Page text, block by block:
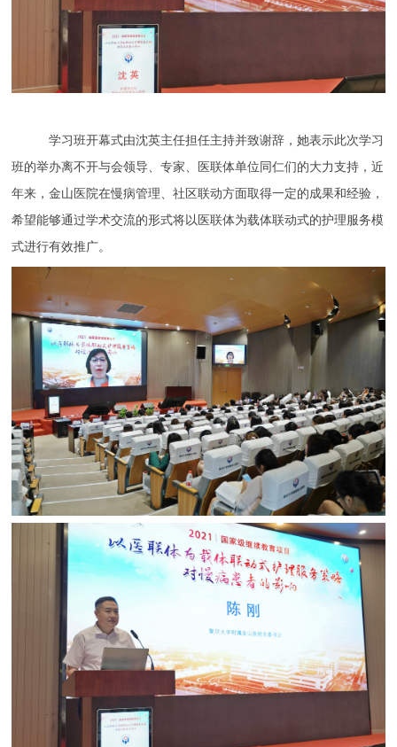
学习班开幕式由沈英主任担任主持并致谢辞，她表示此次学习
班的举办离不开与会领导、专家、医联体单位同仁们的大力支持，近
年来，金山医院在慢病管理、社区联动方面取得一定的成果和经验，
希望能够通过学术交流的形式将以医联体为载体联动式的护理服务模
式进行有效推广。